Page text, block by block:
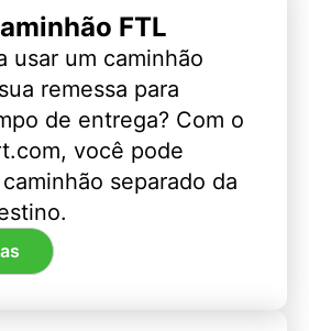
FTL
usar um caminhão
remessa para
de entrega? Com o
você pode
separado da